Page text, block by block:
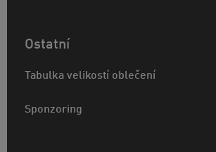
Ostatní
Tabulka velikostí oblečení
Sponzoring